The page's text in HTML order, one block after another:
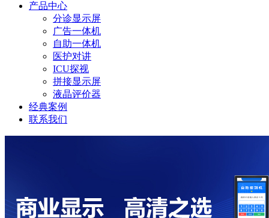
产品中心
分诊显示屏
广告一体机
自助一体机
医护对讲
ICU探视
拼接显示屏
液晶评价器
经典案例
联系我们